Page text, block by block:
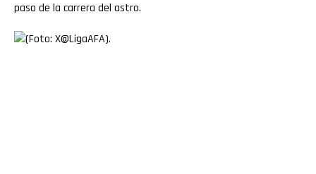
paso de la carrera del astro.